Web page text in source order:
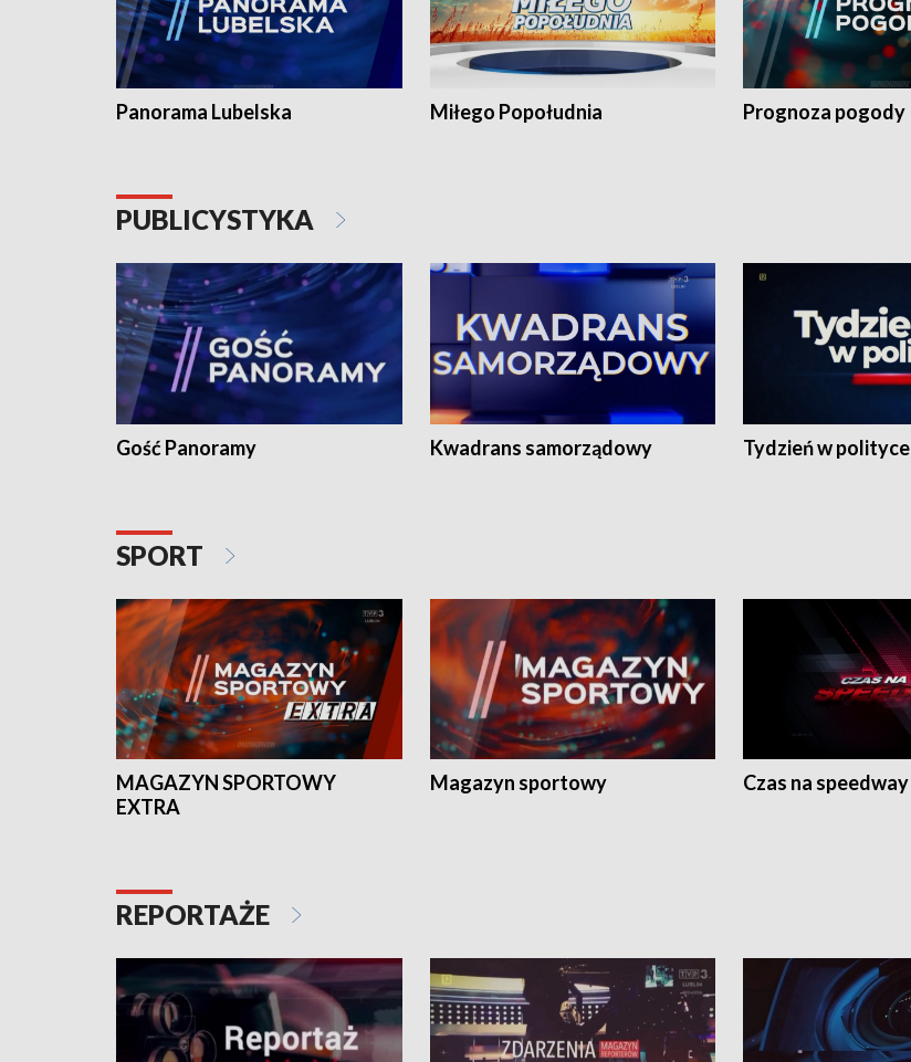
Panorama Lubelska Miłego Popołudnia Prognoza pogody
PUBLICYSTYKA
Gość Panoramy Kwadrans samorządowy Tydzień w polityce
SPORT
MAGAZYN SPORTOWY
EXTRA
Magazyn sportowy Czas na speedway
REPORTAŻE